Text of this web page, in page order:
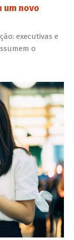
um novo
executivas e
o